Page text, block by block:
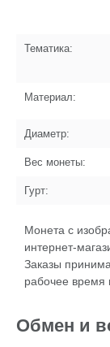
Тематика:
Материал:
Диаметр:
Вес монеты:
Гурт:
Монета с
интернет-
Заказы
рабочее время
Обмен и